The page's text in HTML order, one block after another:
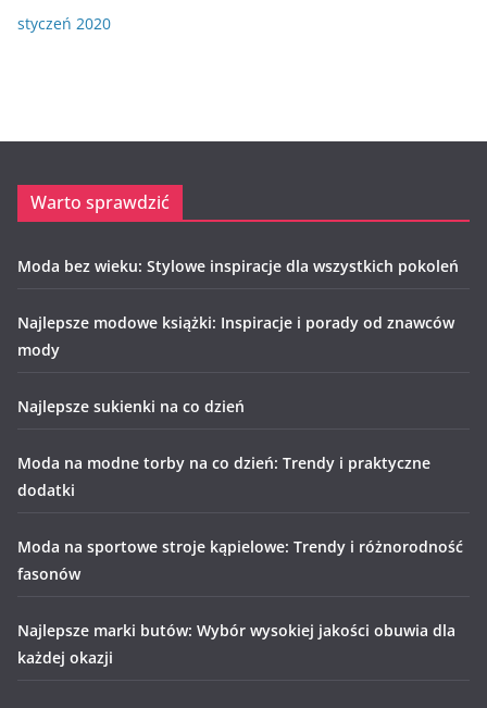
styczeń 2020
Warto sprawdzić
Moda bez wieku: Stylowe inspiracje dla wszystkich pokoleń
Najlepsze modowe książki: Inspiracje i porady od znawców
mody
Najlepsze sukienki na co dzień
Moda na modne torby na co dzień: Trendy i praktyczne
dodatki
Moda na sportowe stroje kąpielowe: Trendy i różnorodność
fasonów
Najlepsze marki butów: Wybór wysokiej jakości obuwia dla
każdej okazji